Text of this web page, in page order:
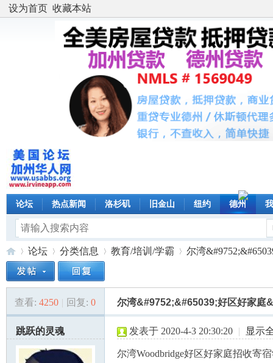
设为首页 收藏本站
论坛 热点新闻 洛杉矶 旧金山 纽约 德州
美»
论坛
›
分类信息 教育/培训/学霸
›
尔湾
查看: 4250 | 回复: 0 尔湾&#9752;&#65039;好区好家庭
跳跃的灵魂 发表于 2020-4-3 20:30:20 | 显示
尔湾Woodbridge好区好家庭招收寄